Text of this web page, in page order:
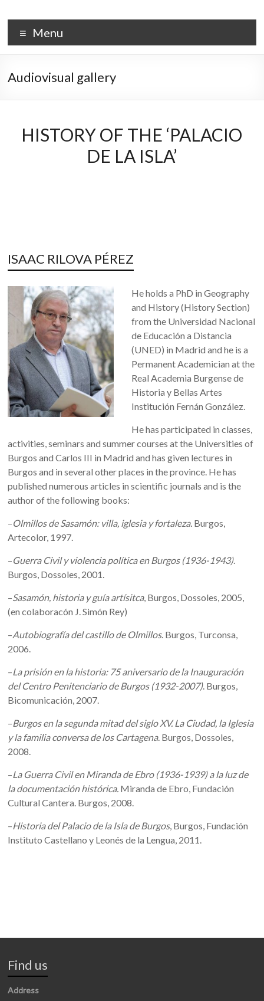
to
content
PALACIO DE LA ISLA
Menu
Audiovisual gallery
HISTORY OF THE ‘PALACIO
DE LA ISLA’
ISAAC RILOVA PÉREZ
He holds a PhD in Geography
and History (History Section)
from the Universidad Nacional
de Educación a Distancia
(UNED) in Madrid and he is a
Permanent Academician at the
Real Academia Burgense de
Historia y Bellas Artes
Institución Fernán González.
He has participated in classes,
activities, seminars and summer courses at the Universities of
Burgos and Carlos III in Madrid and has given lectures in
Burgos and in several other places in the province. He has
published numerous articles in scientific journals and is the
author of the following books:
–Olmillos de Sasamón: villa, iglesia y fortaleza. Burgos,
Artecolor, 1997.
–Guerra Civil y violencia política en Burgos (1936-1943).
Burgos, Dossoles, 2001.
–Sasamón, historia y guía artísitca, Burgos, Dossoles, 2005,
(en colaboracón J. Simón Rey)
–Autobiografía del castillo de Olmillos. Burgos, Turconsa,
2006.
–La prisión en la historia: 75 aniversario de la Inauguración
del Centro Penitenciario de Burgos (1932-2007). Burgos,
Bicomunicación, 2007.
–Burgos en la segunda mitad del siglo XV. La Ciudad, la Iglesia
y la familia conversa de los Cartagena. Burgos, Dossoles,
2008.
–La Guerra Civil en Miranda de Ebro (1936-1939) a la luz de
la documentación histórica. Miranda de Ebro, Fundación
Cultural Cantera. Burgos, 2008.
–Historia del Palacio de la Isla de Burgos, Burgos, Fundación
Instituto Castellano y Leonés de la Lengua, 2011.
Find us
Address